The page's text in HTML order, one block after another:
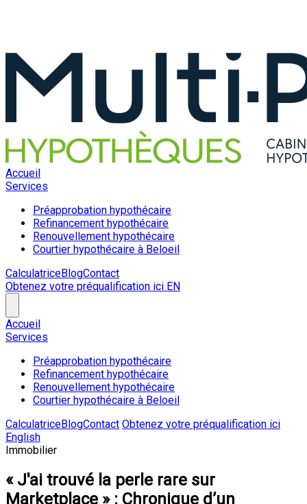
Accueil
Services
Préapprobation hypothécaire
Refinancement hypothécaire
Renouvellement hypothécaire
Courtier hypothécaire à Beloeil
CalculatriceBlogContact
Obtenez votre préqualification ici EN
Accueil
Services
Préapprobation hypothécaire
Refinancement hypothécaire
Renouvellement hypothécaire
Courtier hypothécaire à Beloeil
CalculatriceBlogContact Obtenez votre préqualification ici
English
Immobilier
« J'ai trouvé la perle rare sur
Marketplace » : Chronique d’un